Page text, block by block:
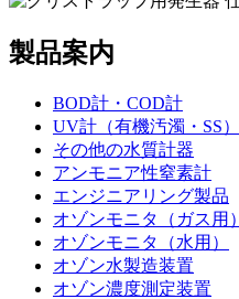
製品案内
BOD計・COD計
UV計（有機汚濁・SS）
その他の水質計器
アンモニア性窒素計
エンジニアリング製品
オゾンモニタ（ガス用）
オゾンモニタ（水用）
オゾン水製造装置
オゾン濃度測定装置